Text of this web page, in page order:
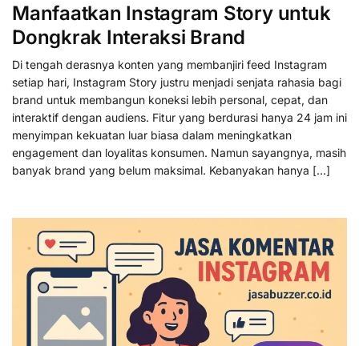
Manfaatkan Instagram Story untuk
Dongkrak Interaksi Brand
Di tengah derasnya konten yang membanjiri feed Instagram
setiap hari, Instagram Story justru menjadi senjata rahasia bagi
brand untuk membangun koneksi lebih personal, cepat, dan
interaktif dengan audiens. Fitur yang berdurasi hanya 24 jam ini
menyimpan kekuatan luar biasa dalam meningkatkan
engagement dan loyalitas konsumen. Namun sayangnya, masih
banyak brand yang belum maksimal. Kebanyakan hanya […]